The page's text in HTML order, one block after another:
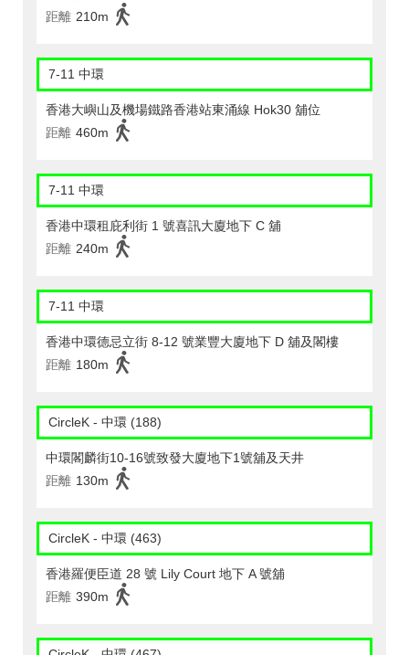
距離 210m
7-11 中環
香港大嶼山及機場鐵路香港站東涌線 Hok30 舖位
距離 460m
7-11 中環
香港中環租庇利街 1 號喜訊大廈地下 C 舖
距離 240m
7-11 中環
香港中環德忌立街 8-12 號業豐大廈地下 D 舖及閣樓
距離 180m
CircleK - 中環 (188)
中環閣麟街10-16號致發大廈地下1號舖及天井
距離 130m
CircleK - 中環 (463)
香港羅便臣道 28 號 Lily Court 地下 A 號舖
距離 390m